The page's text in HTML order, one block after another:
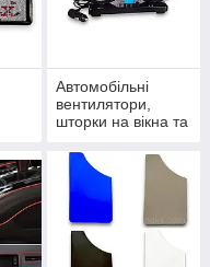
Автомобільні
вентилятори,
шторки на вікна та